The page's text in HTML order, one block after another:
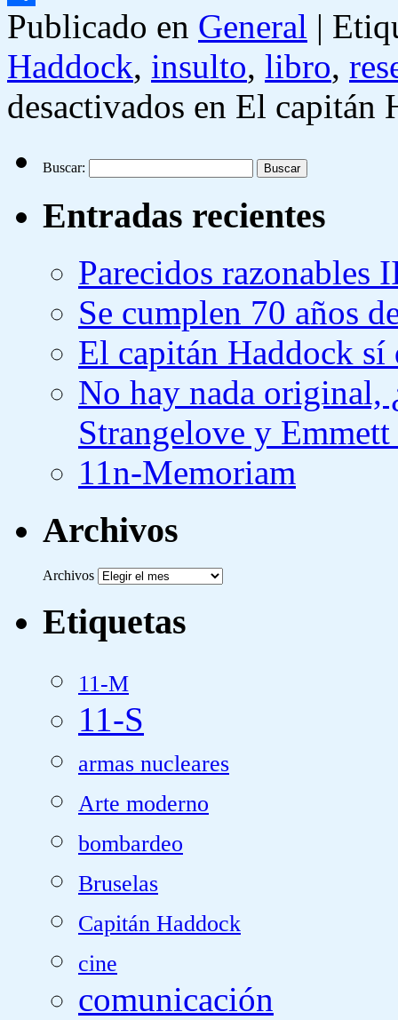
Compartir
Publicado en General |
Haddock, insulto, libro,
desactivados en El capitán
Buscar:
Entradas recientes
Parecidos razonables
Se cumplen 70 años
El capitán Haddock sí
No hay nada original,
Strangelove y
11n-Memoriam
Archivos
Archivos
Etiquetas
11-M
11-S
armas nucleares
Arte moderno
bombardeo
Bruselas
Capitán Haddock
cine
comunicación